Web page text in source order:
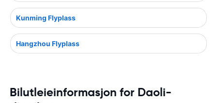
Kunming Flyplass
Hangzhou Flyplass
Bilutleieinformasjon for Daoli-